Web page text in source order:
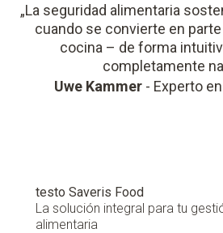
„La seguridad alimentaria
cuando se convierte en
cocina – de forma
completamente
Uwe Kammer - Experto
testo Saveris Food
La solución integral para tu
alimentaria